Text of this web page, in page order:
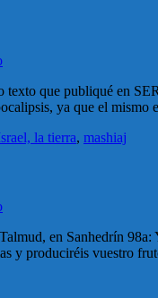
que publiqué en
ya que el
la tierra, mashiaj
en Sanhedrín
y produciréis vuestro